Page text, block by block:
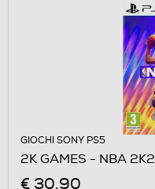
GIOCHI SONY PS5
2K GAMES - NBA
€ 30,90